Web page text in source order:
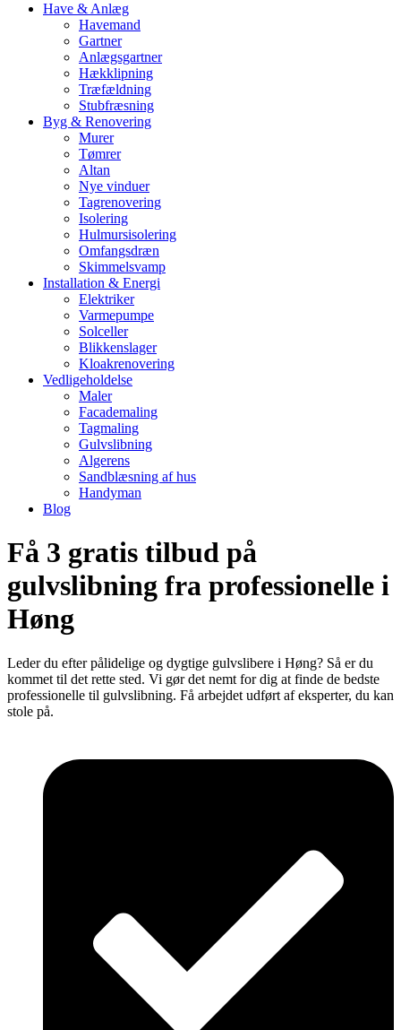
Have & Anlæg
Havemand
Gartner
Anlægsgartner
Hækklipning
Træfældning
Stubfræsning
Byg & Renovering
Murer
Tømrer
Altan
Nye vinduer
Tagrenovering
Isolering
Hulmursisolering
Omfangsdræn
Skimmelsvamp
Installation & Energi
Elektriker
Varmepumpe
Solceller
Blikkenslager
Kloakrenovering
Vedligeholdelse
Maler
Facademaling
Tagmaling
Gulvslibning
Algerens
Sandblæsning af hus
Handyman
Blog
Få 3 gratis tilbud på
gulvslibning fra professionelle i
Høng
Leder du efter pålidelige og dygtige gulvslibere i Høng? Så er du
kommet til det rette sted. Vi gør det nemt for dig at finde de bedste
professionelle til gulvslibning. Få arbejdet udført af eksperter, du kan
stole på.